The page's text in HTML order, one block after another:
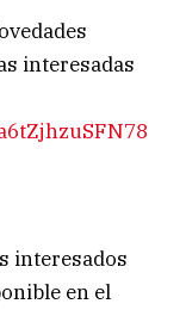
interesadas
interesados
en el